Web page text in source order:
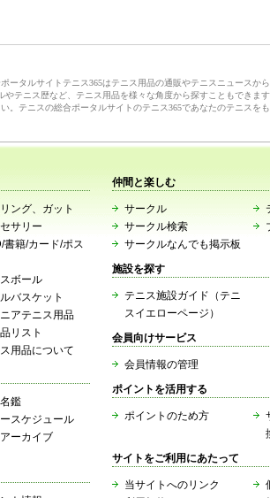
ータルサイトテニス365はテニス用品の通販やテニスニュース
やテニス歴など、テニス用品を様々な角度から探すこともでき
。テニスの総合ポータルサイトのテニス365であなたのテニスをも
ング、ガット
サリー
書籍/カード/ポス
ボール
バスケット
アテニス用品
リスト
用品について
鑑
スケジュール
ーカイブ
仲間と楽しむ
サークル
サークル検索
サークルなんでも掲示板
施設を探す
テニス施設ガイド（テニ
スイエローページ）
会員向けサービス
会員情報の管理
ポイントを活用する
ポイントのため方
サイトをご利用にあたって
当サイトへのリンク